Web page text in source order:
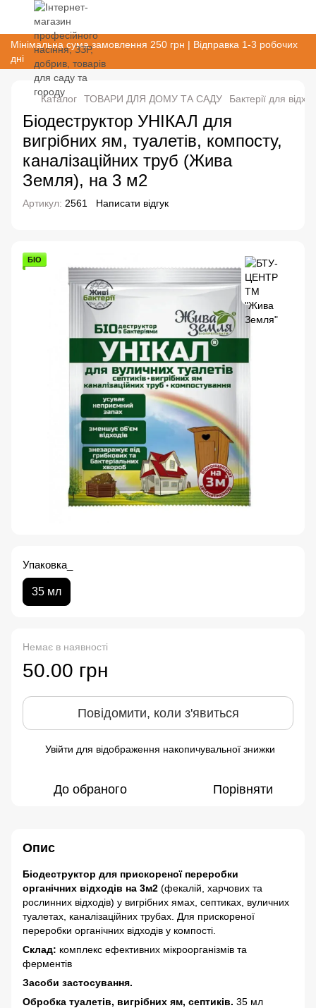
Мінімальна сума замовлення 250 грн | Відправка 1-3 робочих
дні
Каталог ТОВАРИ ДЛЯ ДОМУ ТА САДУ Бактерії для
Біодеструктор УНІКАЛ для
вигрібних ям, туалетів, компосту,
каналізаційних труб (Жива
Земля), на 3 м2
Артикул: 2561 Написати відгук
БІО
Упаковка_
35 мл
Немає в наявності
50.00 грн
Повідомити, коли з'явиться
Увійти для відображення накопичувальної знижки
До обраного Порівняти
Опис
Біодеструктор для прискореної переробки
органічних відходів на 3м2 (фекалій, харчових та
рослинних відходів) у вигрібних ямах, септиках, вуличних
туалетах, каналізаційних трубах. Для прискореної
переробки органічних відходів у компості.
Склад: комплекс ефективних мікроорганізмів та
ферментів
Засоби застосування.
Обробка туалетів, вигрібних ям, септиків. 35 мл